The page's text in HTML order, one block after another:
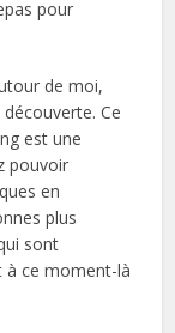
pour
de moi,
Ce
est une
pouvoir
en
plus
sont
à ce moment-là